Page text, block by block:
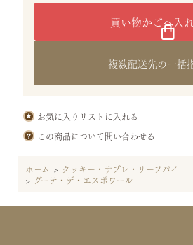
サイズ:タテ20×ヨコ38.5×高さ6.5cm
（袋：ポルト・ボヌール用）
特定原材料等28品目:小麦・乳
原材料:小麦粉(国内製造)、バター、砂糖、
保存方法:直射日光、高温多湿を避けて保
複数配送先の一括
お気に入りリストに入れる
この商品について問い合わせる
ホーム > クッキー・サブレ・リーフパイ
> グーテ・デ・エスポワール